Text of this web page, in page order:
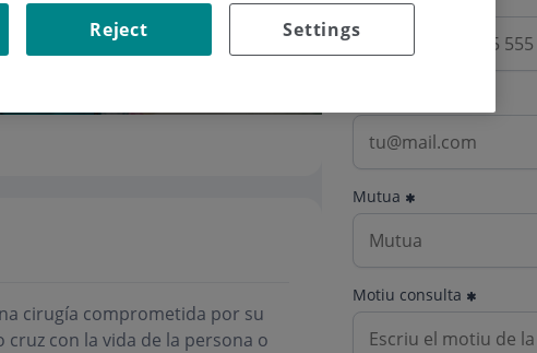
cirugía comprometida por su
con la vida de la persona o
Mutua
Motiu consulta
Settings
Reject